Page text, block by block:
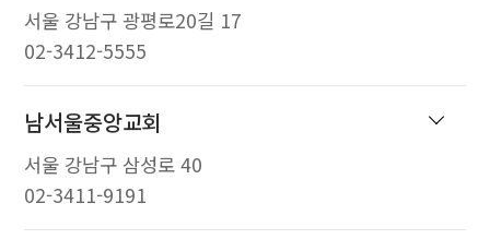
서울 강남구 광평로20길 17
02-3412-5555
남서울중앙교회
서울 강남구 삼성로 40
02-3411-9191